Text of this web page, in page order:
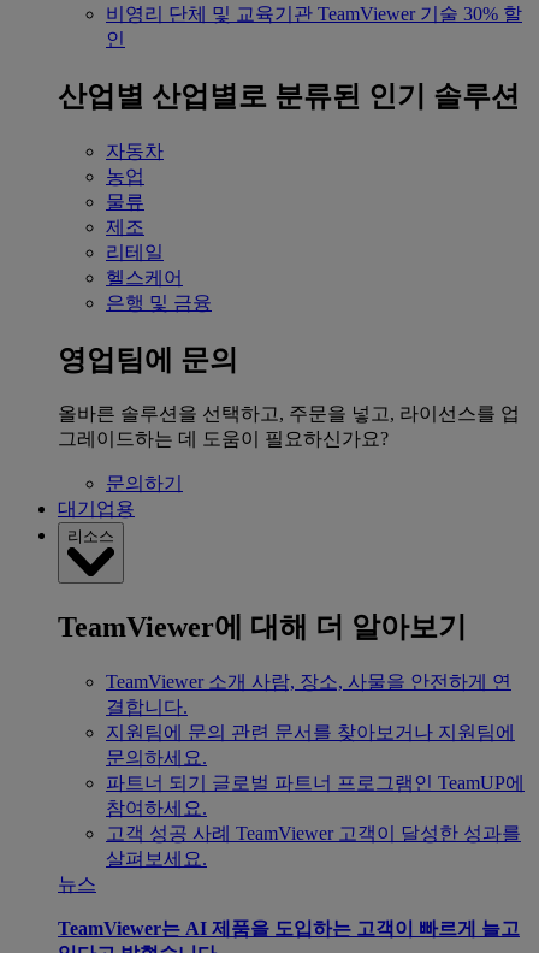
비영리 단체 및 교육기관 TeamViewer 기술 30% 할
인
산업별 산업별로 분류된 인기 솔루션
자동차
농업
물류
제조
리테일
헬스케어
은행 및 금융
영업팀에 문의
올바른 솔루션을 선택하고, 주문을 넣고, 라이선스를 업
그레이드하는 데 도움이 필요하신가요?
문의하기
대기업용
리소스
TeamViewer에 대해 더 알아보기
TeamViewer 소개 사람, 장소, 사물을 안전하게 연
결합니다.
지원팀에 문의 관련 문서를 찾아보거나 지원팀에
문의하세요.
파트너 되기
글로벌 파트너 프로그램인 TeamUP에
참여하세요.
고객 성공 사례 TeamViewer 고객이 달성한 성과를
살펴보세요.
뉴스
TeamViewer는 AI 제품을 도입하는 고객이 빠르게 늘고